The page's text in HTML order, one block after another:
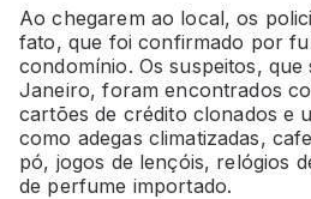
Ao chegarem ao local, os
fato, que foi confirmado por
condomínio. Os suspeitos,
Janeiro, foram encontrados
cartões de crédito clonados e
como adegas climatizadas,
pó, jogos de lençóis, relógios
de perfume importado.